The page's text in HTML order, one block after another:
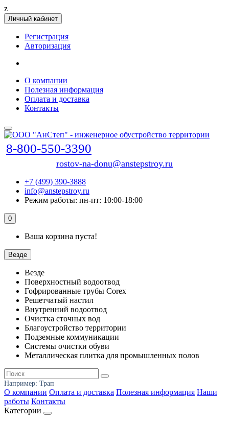
z
Личный кабинет
Регистрация
Авторизация
О компании
Полезная информация
Оплата и доставка
Контакты
8-800-550-3390
rostov-na-donu@anstepstroy.ru
+7 (499) 390-3888
info@anstepstroy.ru
Режим работы: пн-пт: 10:00-18:00
0
Ваша корзина пуста!
Везде
Везде
Поверхностный водоотвод
Гофрированные трубы Corex
Решетчатый настил
Внутренний водоотвод
Очистка сточных вод
Благоустройство территории
Подземные коммуникации
Системы очистки обуви
Металлическая плитка для промышленных полов
Например: Трап
О компании Оплата и доставка Полезная информация Наши
работы Контакты
Категории